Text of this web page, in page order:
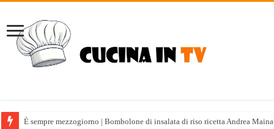
È sempre mezzogiorno | Bombolone di insalata di riso ricetta Andrea